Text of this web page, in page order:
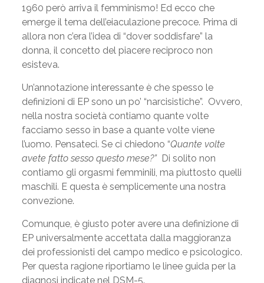
1960 però arriva il femminismo! Ed ecco che
emerge il tema dell’eiaculazione precoce. Prima di
allora non c’era l’idea di “dover soddisfare” la
donna, il concetto del piacere reciproco non
esisteva.
Un’annotazione interessante è che spesso le
definizioni di EP sono un po’ “narcisistiche”. Ovvero,
nella nostra società contiamo quante volte
facciamo sesso in base a quante volte viene
l’uomo. Pensateci. Se ci chiedono “Quante volte
avete fatto sesso questo mese?”Di solito non
contiamo gli orgasmi femminili, ma piuttosto quelli
maschili. E questa è semplicemente una nostra
convezione.
Comunque, è giusto poter avere una definizione di
EP universalmente accettata dalla maggioranza
dei professionisti del campo medico e psicologico.
Per questa ragione riportiamo le linee guida per la
diagnosi indicate nel DSM-5.